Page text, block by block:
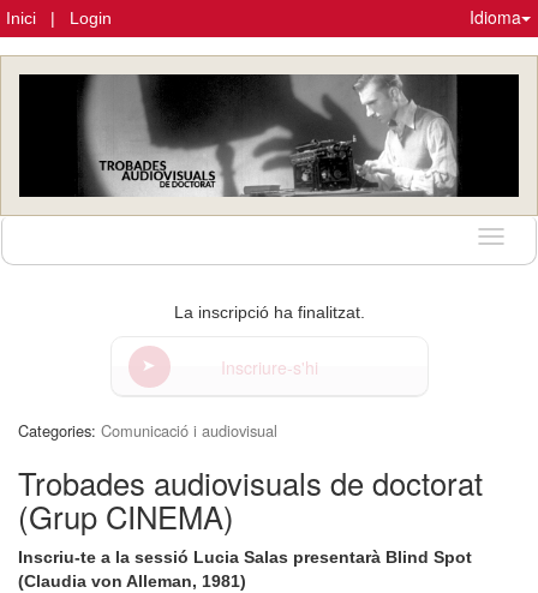
Inici | Login Idioma
Idioma
La inscripció ha finalitzat.
Inscriure-s'hi
Categories: Comunicació i audiovisual
Trobades audiovisuals de doctorat
(Grup CINEMA)
Inscriu-te a la sessió Lucia Salas presentarà Blind Spot
(Claudia von Alleman, 1981)